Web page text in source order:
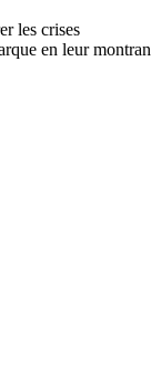
les crises
en leur